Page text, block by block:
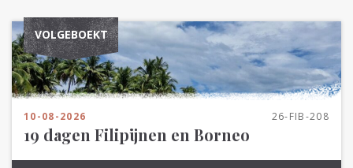
VOLGEBOEKT
10-08-2026 26-FIB-208
19 dagen Filipijnen en Borneo